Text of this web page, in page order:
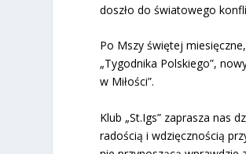
doszło do światowego
Po Mszy świętej
„Tygodnika Polskiego”,
w Miłości”.
Klub „St.Igs” zaprasza nas
radością i wdzięcznością